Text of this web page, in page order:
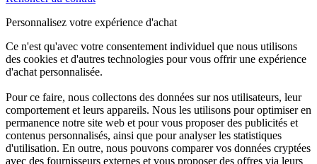
Personnalisez votre expérience d'achat
Ce n'est qu'avec votre consentement individuel que nous utilisons
des cookies et d'autres technologies pour vous offrir une expérience
d'achat personnalisée.
Pour ce faire, nous collectons des données sur nos utilisateurs, leur
comportement et leurs appareils. Nous les utilisons pour optimiser en
permanence notre site web et pour vous proposer des publicités et
contenus personnalisés, ainsi que pour analyser les statistiques
d'utilisation. En outre, nous pouvons comparer vos données cryptées
avec des fournisseurs externes et vous proposer des offres via leurs